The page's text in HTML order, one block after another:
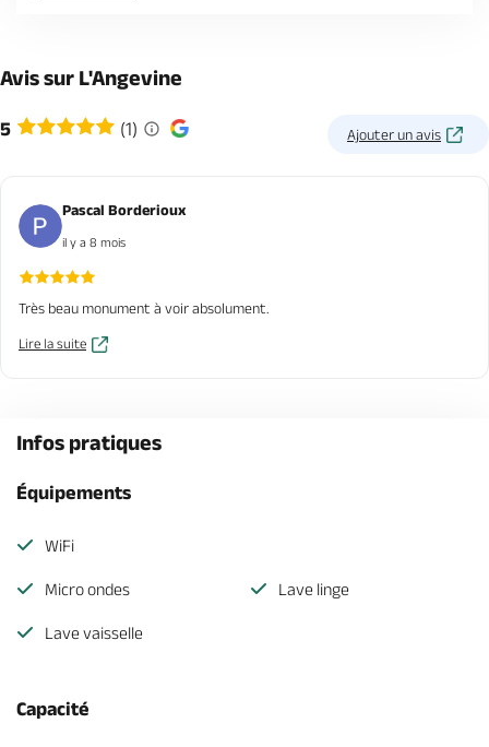
Avis sur L'Angevine
5 (1) Ajouter un avis
Pascal Borderioux
il y a 8 mois
Très beau monument à voir absolument.
Lire la suite
Infos pratiques
Équipements
WiFi
Micro ondes Lave linge
Lave vaisselle
Capacité